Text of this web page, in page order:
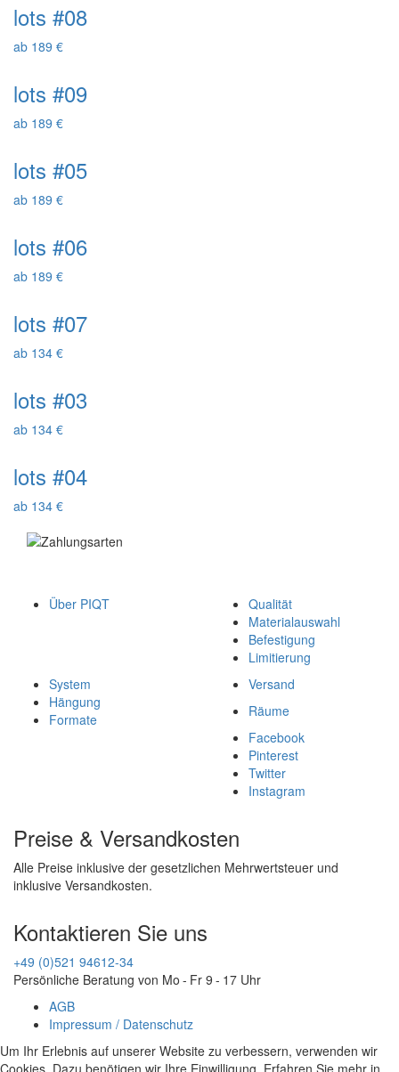
lots #08
ab 189 €
lots #09
ab 189 €
lots #05
ab 189 €
lots #06
ab 189 €
lots #07
ab 134 €
lots #03
ab 134 €
lots #04
ab 134 €
Über PIQT
Qualität
Materialauswahl
Befestigung
Limitierung
System
Hängung
Formate
Versand
Räume
Facebook
Pinterest
Twitter
Instagram
Preise & Versandkosten
Alle Preise inklusive der gesetzlichen Mehrwertsteuer und
inklusive Versandkosten.
Kontaktieren Sie uns
+49 (0)521 94612-34
Persönliche Beratung von Mo - Fr 9 - 17 Uhr
AGB
Impressum / Datenschutz
Um Ihr Erlebnis auf unserer Website zu verbessern, verwenden wir
Cookies. Dazu benötigen wir Ihre Einwilligung. Erfahren Sie mehr in